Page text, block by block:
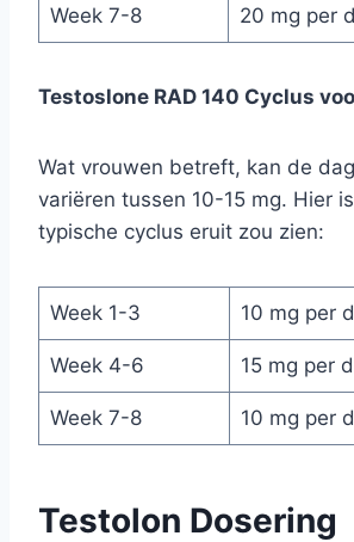
Week 7-8 20 mg per
Testoslone RAD 140 Cyclus
Wat vrouwen betreft, kan de
variëren tussen 10-15 mg. Hier
typische cyclus eruit zou zien:
Week 1-3 10 mg per
Week 4-6 15 mg per
Week 7-8 10 mg per
Testolon Dosering